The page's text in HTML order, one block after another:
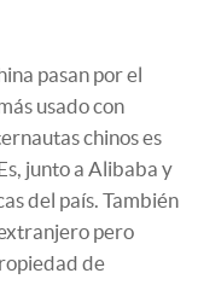
pasan por el
usado con
chinos es
junto a Alibaba y
del país. También
pero
de